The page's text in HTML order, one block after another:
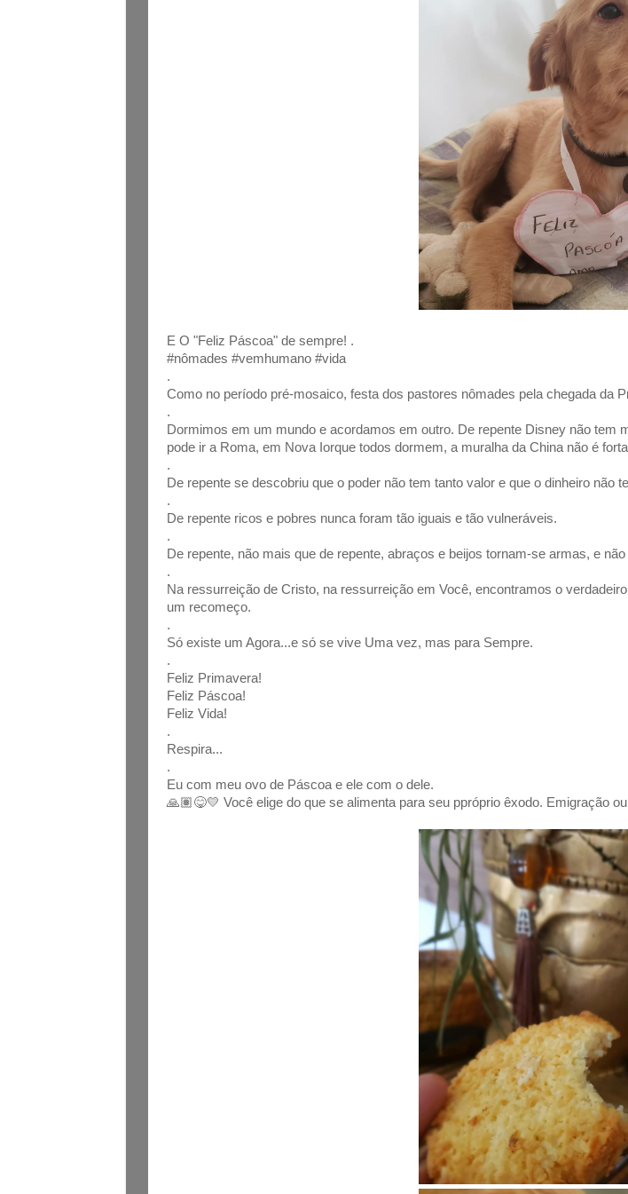
E O "Feliz Páscoa" de sempre! .
#nômades #vemhumano #vida
.
Como no período pré-mosaico, festa dos pastores nômades pela chegada da
.
Dormimos em um mundo e acordamos em outro. De repente Disney não tem
pode ir a Roma, em Nova Iorque todos dormem, a muralha da China não é
.
De repente se descobriu que o poder não tem tanto valor e que o dinheiro não
.
De repente ricos e pobres nunca foram tão iguais e tão vulneráveis.
.
De repente, não mais que de repente, abraços e beijos tornam-se armas, e
.
Na ressurreição de Cristo, na ressurreição em Você, encontramos o
um recomeço.
.
Só existe um Agora...e só se vive Uma vez, mas para Sempre.
.
Feliz Primavera!
Feliz Páscoa!
Feliz Vida!
.
Respira...
.
Eu com meu ovo de Páscoa e ele com o dele.
🙏🏽😋💛 Você elige do que se alimenta para seu ppróprio êxodo. Emigração